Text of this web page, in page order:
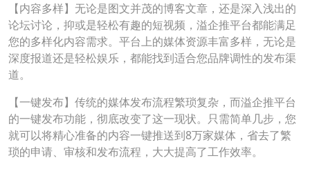
【内容多样】无论是图文并茂的博客文章，还是深入浅出的
论坛讨论，抑或是轻松有趣的短视频，溢企推平台都能满足
您的多样化内容需求。平台上的媒体资源丰富多样，无论是
深度报道还是轻松娱乐，都能找到适合您品牌调性的发布渠
道。
【一键发布】传统的媒体发布流程繁琐复杂，而溢企推平台
的一键发布功能，彻底改变了这一现状。只需简单几步，您
就可以将精心准备的内容一键推送到8万家媒体，省去了繁
琐的申请、审核和发布流程，大大提高了工作效率。